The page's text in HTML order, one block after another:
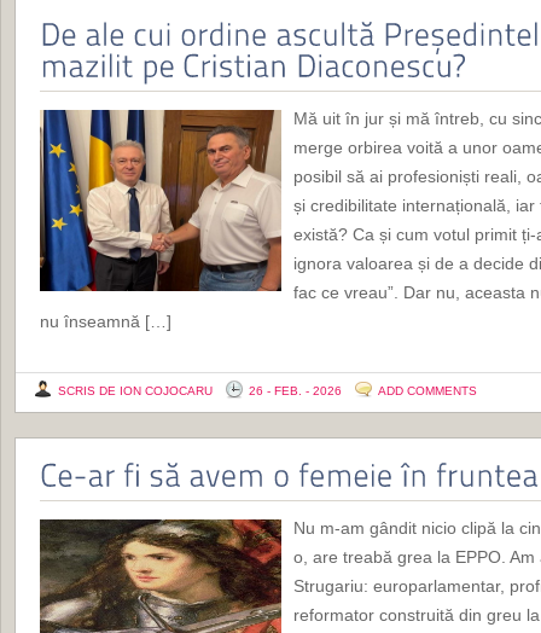
Mă uit în jur și mă întreb, cu
merge orbirea voită a unor
posibil să ai profesioniști reali,
și credibilitate internațională,
există? Ca și cum votul primit
ignora valoarea și de a decide
fac ce vreau”. Dar nu, aceasta
nu înseamnă […]
SCRIS DE ION COJOCARU 26 - FEB. - 2026 ADD COMMENTS
Nu m-am gândit nicio clipă la
o, are treabă grea la EPPO.
Strugariu: europarlamentar,
reformator construită din greu